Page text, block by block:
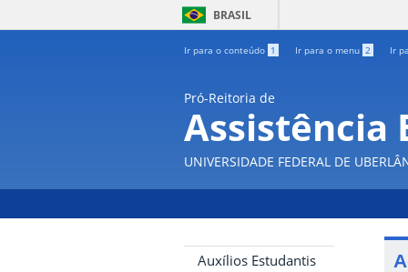
BRASIL
Ir para o conteúdo 1 Ir para o menu 2 Ir
Pró-Reitoria de
Assistência
UNIVERSIDADE FEDERAL DE
Auxílios Estudantis